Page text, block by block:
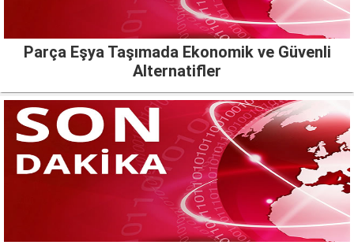
Parça Eşya Taşımada Ekonomik ve Güvenli
Alternatifler